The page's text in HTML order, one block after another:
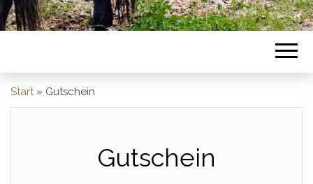
Start» Gutschein
Gutschein